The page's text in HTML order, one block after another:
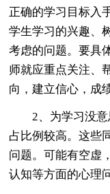
正确的学习目标入
学生学习的兴趣、
考虑的问题。要具
师就应重点关注、
向，建立信心，成
2、为学习没
占比例较高。这些
问题。可能有空虚
认知等方面的心理